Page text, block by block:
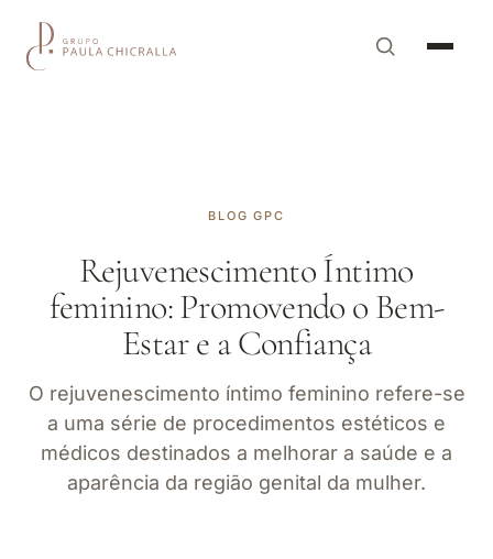
BLOG GPC
Rejuvenescimento Íntimo
feminino: Promovendo o Bem-
Estar e a Confiança
O rejuvenescimento íntimo feminino refere-se
a uma série de procedimentos estéticos e
médicos destinados a melhorar a saúde e a
aparência da região genital da mulher.